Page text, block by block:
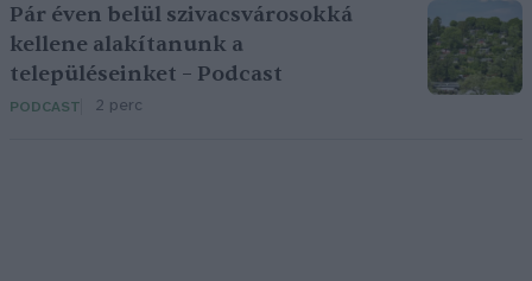
Pár éven belül szivacsvárosokká
kellene alakítanunk a
településeinket – Podcast
PODCAST 2 perc